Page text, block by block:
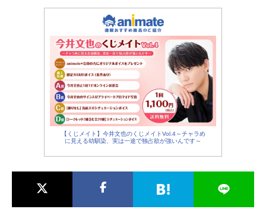
装甲に覆われた蒸気機関車、通称・
駿城の一つ、甲鉄城に乗り込んだ生
駒たちは、熾烈な戦いを潜り抜け、
カバネと人の新たな攻防戦の地、日
本海に面する廃坑駅「海門」に辿り
ついた。生駒たちは、同じくカバネ
から「海門」を奪取せんとする、玄
路、虎落、海門の民と「連合軍」を
結成し、カバネ撃退の策を立てるの
だが、「海門」の地にはある“秘密”が
隠されていたのだった―。作品名甲
場版アニメシリーズ甲鉄城のカバネ
リスケジュール2019年5月10日
【くじメイト】今井文也のくじメイトVol.4～チャラめ
に見える幼馴染、実は一途で独占欲が強いんです～